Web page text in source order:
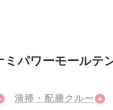
ミパワーモールテ
清掃・配膳クルー